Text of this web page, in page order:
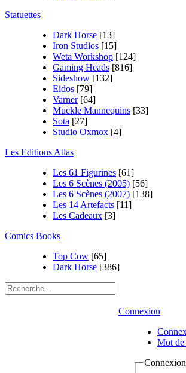
Statuettes
Dark Horse [13]
Iron Studios [15]
Weta Workshop [124]
Gaming Heads [816]
Sideshow [132]
Eidos [79]
Varner [64]
Muckle Mannequins [33]
Sota [27]
Studio Oxmox [4]
Les Editions Atlas
Les 61 Figurines [61]
Les 6 Scènes (2005) [56]
Les 6 Scènes (2007) [138]
Les 14 Artefacts [11]
Les Cadeaux [3]
Comics Books
Top Cow [65]
Dark Horse [386]
Connexion
Mot de